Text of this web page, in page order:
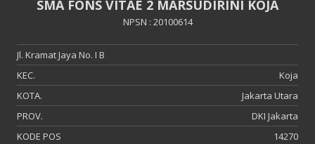
SMA FONS VITAE 2 MARSUDIRINI KOJA
NPSN : 20100614
Jl. Kramat Jaya No. I B
KEC.
Koja
KOTA.
Jakarta Utara
PROV.
DKI Jakarta
KODE POS
14270